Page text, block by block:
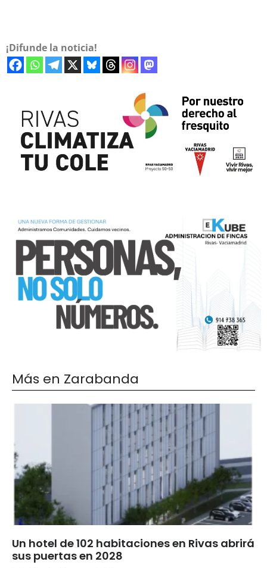
¡Difunde la noticia!
Más en Zarabanda
Un hotel de 102 habitaciones en Rivas abrirá
sus puertas en 2028